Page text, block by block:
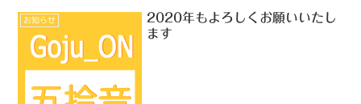
お知らせ
2020年もよろしくお願いいたし
ます